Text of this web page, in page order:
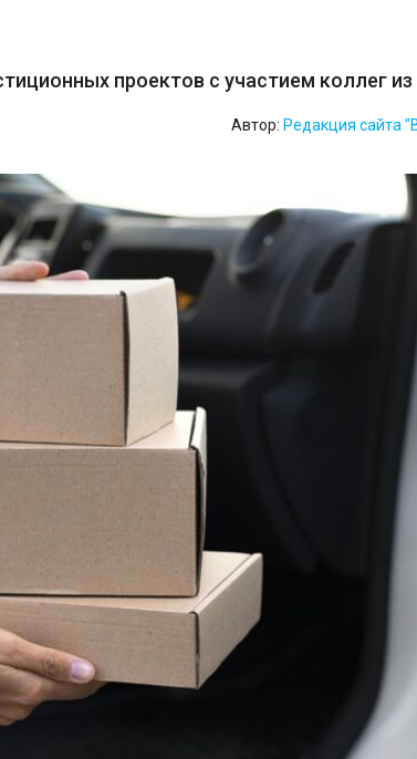
проектов с участием коллег из
Автор: Редакция сайта